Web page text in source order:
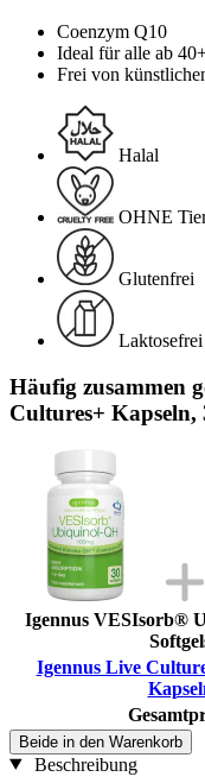
Coenzym Q10
Ideal für alle ab
Frei von
Halal
OHNE
Glutenfrei
Laktosefrei
Häufig zusammen
Cultures+ Kapseln,
Igennus VESIsorb®
Igennus Live
Beide in den Warenkorb
Beschreibung